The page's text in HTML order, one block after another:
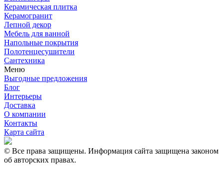
Керамическая плитка
Керамогранит
Лепной декор
Мебель для ванной
Напольные покрытия
Полотенцесушители
Сантехника
Меню
Выгодные предложения
Блог
Интерьеры
Доставка
О компании
Контакты
Карта сайта
© Все права защищены. Информация сайта защищена законом
об авторских правах.